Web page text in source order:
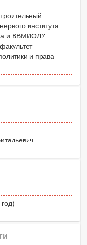
института
и ВВМИОЛУ
и права
год)